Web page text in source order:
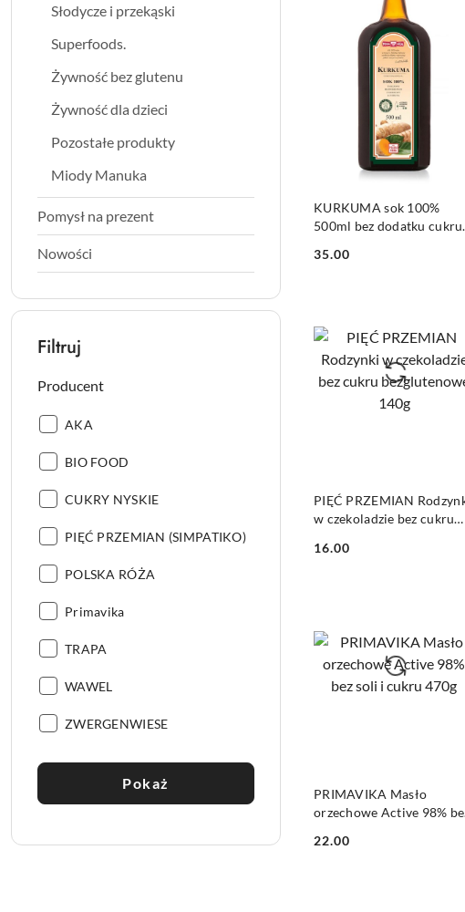
Słodycze i przekąski
Superfoods.
Żywność bez glutenu
Żywność dla dzieci
Pozostałe produkty
Miody Manuka
Pomysł na prezent
Nowości
Filtruj
Producent
Producent:
AKA
Producent:
BIO FOOD
Producent:
CUKRY NYSKIE
Producent:
PIĘĆ PRZEMIAN (SIMPATIKO)
Producent:
POLSKA RÓŻA
Producent:
Primavika
Producent:
TRAPA
Producent:
WAWEL
Producent:
ZWERGENWIESE
Pokaż
KURKUMA sok 100%
500ml bez dodatku cukru
Cena:
35.00
PIĘĆ PRZEMIAN
w czekoladzie bez cukru
Cena:
16.00
PRIMAVIKA Masło
orzechowe Active 98%
Cena:
22.00